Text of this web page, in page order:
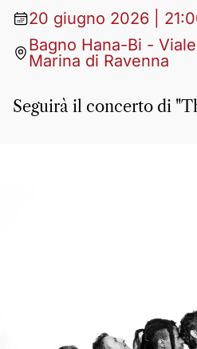
20 giugno 2026 |
Bagno Hana-Bi -
Marina di Ravenna
Seguirà il concerto di